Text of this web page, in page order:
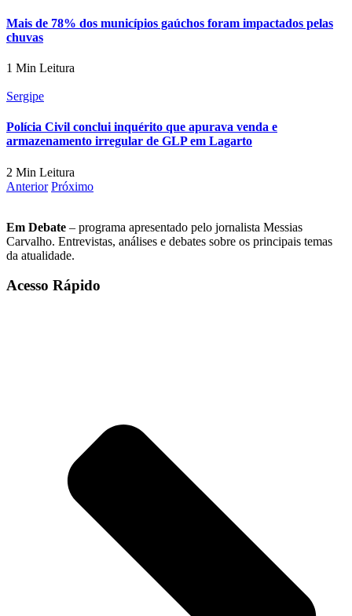
Mais de 78% dos municípios gaúchos foram impactados pelas
chuvas
1 Min Leitura
Sergipe
Polícia Civil conclui inquérito que apurava venda e
armazenamento irregular de GLP em Lagarto
2 Min Leitura
Anterior Próximo
Em Debate – programa apresentado pelo jornalista Messias
Carvalho. Entrevistas, análises e debates sobre os principais temas
da atualidade.
Acesso Rápido